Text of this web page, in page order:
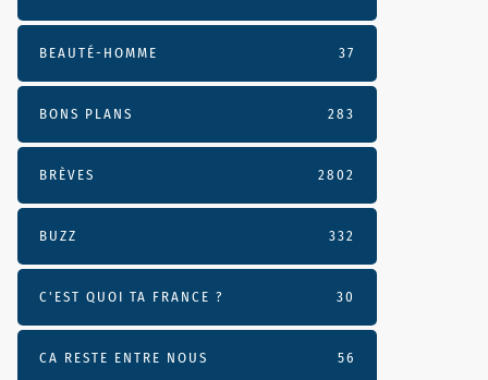
BEAUTÉ-HOMME 37
BONS PLANS 283
BRÈVES 2802
BUZZ 332
C'EST QUOI TA FRANCE ? 30
CA RESTE ENTRE NOUS 56